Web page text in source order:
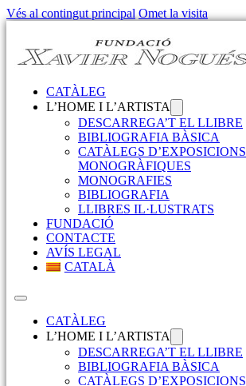
Vés al contingut principal Omet la visita
CATÀLEG
L’HOME I L’ARTISTA
DESCARREGA’T EL LLIBRE
BIBLIOGRAFIA BÀSICA
CATÀLEGS D’EXPOSICIONS
MONOGRÀFIQUES
MONOGRAFIES
BIBLIOGRAFIA
LLIBRES IL·LUSTRATS
FUNDACIÓ
CONTACTE
AVÍS LEGAL
CATALÀ
CATÀLEG
L’HOME I L’ARTISTA
DESCARREGA’T EL LLIBRE
BIBLIOGRAFIA BÀSICA
CATÀLEGS D’EXPOSICIONS